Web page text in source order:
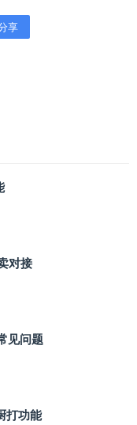
享
对接
见问题
打功能